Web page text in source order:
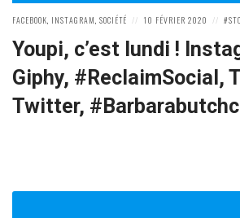
POSTED
FACEBOOK, INSTAGRAM, SOCIÉTÉ
POSTED
10 FÉVRIER 2020
Youpi, c’est lundi !
Giphy, #ReclaimSocial,
Twitter,